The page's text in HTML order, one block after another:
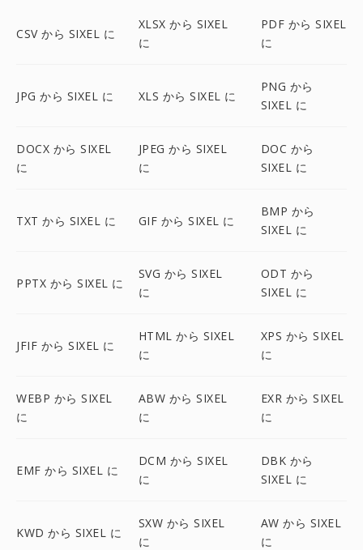
CSV から SIXEL に
XLSX から SIXEL
に
PDF から SIXEL
に
JPG から SIXEL に XLS から SIXEL に
PNG から
SIXEL に
DOCX から SIXEL
に
JPEG から SIXEL
に
DOC から
SIXEL に
TXT から SIXEL に GIF から SIXEL に
BMP から
SIXEL に
PPTX から SIXEL に
SVG から SIXEL
に
ODT から
SIXEL に
JFIF から SIXEL に
HTML から SIXEL
に
XPS から SIXEL
に
WEBP から SIXEL
に
ABW から SIXEL
に
EXR から SIXEL
に
EMF から SIXEL に
DCM から SIXEL
に
DBK から
SIXEL に
KWD から SIXEL に
SXW から SIXEL
に
AW から SIXEL
に